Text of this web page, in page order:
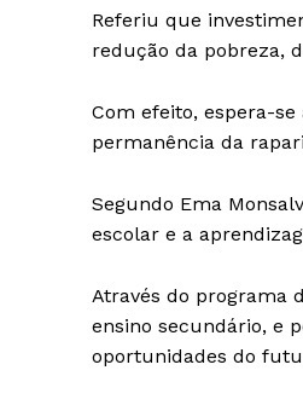
Referiu que
redução da pobreza,
Com efeito, espera-
permanência da
Segundo Ema
escolar e a
Através do programa
ensino secundário, e
oportunidades do